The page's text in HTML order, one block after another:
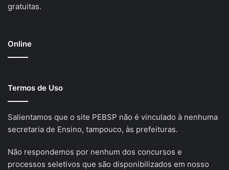
gratuitas.
Online
Termos de Uso
Salientamos que o site PEBSP não é vinculado à nenhuma
secretaria de Ensino, tampouco, às prefeituras.
Não respondemos por nenhum dos concursos e
processos seletivos que são disponibilizados em nosso